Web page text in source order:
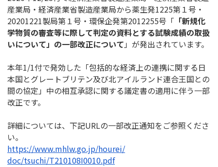
産業局・経済産業省製造産業局から薬生発1225第１号・
20201221製局第１号・環保企発第2012255号「 「新規化
学物質の審査等に際して判定の資料とする試験成績の取扱
いについて」の一部改正について 」が発出されています。
本年1/1付で発効した「包括的な経済上の連携に関する日
本国とグレートブリテン及び北アイルランド連合王国との
間の協定」 中の相互承認に関する議定書の適用に伴う一部
改正です。
詳細については、下記URLの一部改正通知をご参照くださ
い。
https://www.mhlw.go.jp/hourei/
doc/tsuchi/T210108I0010.pdf